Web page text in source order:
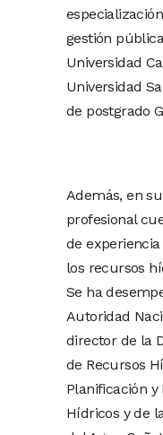
gestión
Universidad
Universidad
de postgrado
Además, en
profesional
de
los recursos
Se ha
Autoridad
director de la
de Recursos
Planificación y
Hídricos y de